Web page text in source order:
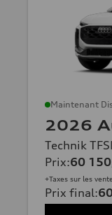
Maintenant
2026
Technik
Prix:60
+Taxes sur les
Prix final: